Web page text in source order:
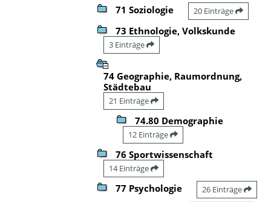
71 Soziologie 20 Einträge
73 Ethnologie, Volkskunde
3 Einträge
74 Geographie, Raumordnung,
Städtebau
21 Einträge
74.80 Demographie
12 Einträge
76 Sportwissenschaft
14 Einträge
77 Psychologie 26 Einträge